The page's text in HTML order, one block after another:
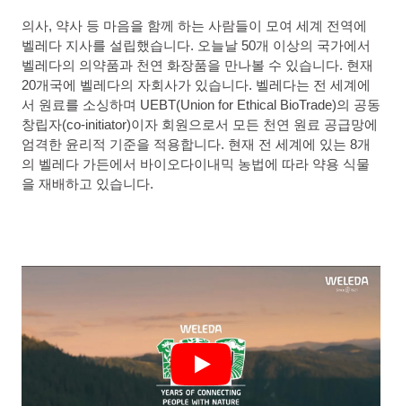
의사, 약사 등 마음을 함께 하는 사람들이 모여 세계 전역에
벨레다 지사를 설립했습니다. 오늘날 50개 이상의 국가에서
벨레다의 의약품과 천연 화장품을 만나볼 수 있습니다. 현재
20개국에 벨레다의 자회사가 있습니다. 벨레다는 전 세계에
서 원료를 소싱하며 UEBT(Union for Ethical BioTrade)의 공동
창립자(co-initiator)이자 회원으로서 모든 천연 원료 공급망에
엄격한 윤리적 기준을 적용합니다. 현재 전 세계에 있는 8개
의 벨레다 가든에서 바이오다이내믹 농법에 따라 약용 식물
을 재배하고 있습니다.